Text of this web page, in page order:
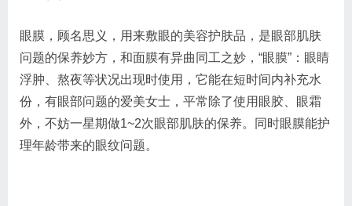
眼膜，顾名思义，用来敷眼的美容护肤品，是眼部肌肤
问题的保养妙方，和面膜有异曲同工之妙，“眼膜”：眼睛
浮肿、熬夜等状况出现时使用，它能在短时间内补充水
份，有眼部问题的爱美女士，平常除了使用眼胶、眼霜
外，不妨一星期做1~2次眼部肌肤的保养。同时眼膜能护
理年龄带来的眼纹问题。